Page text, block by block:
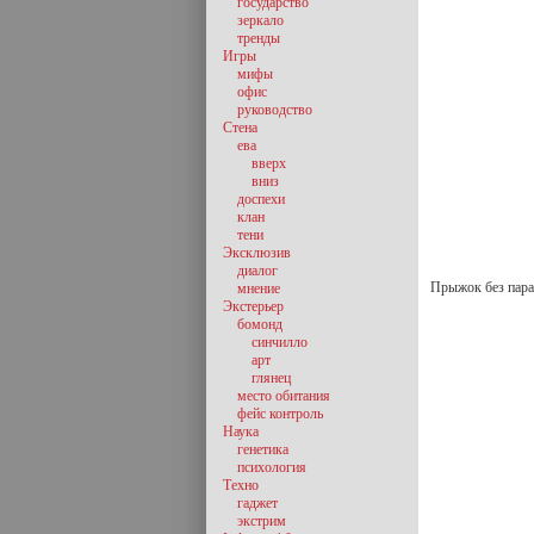
Прыжок без
зеркало
тренды
Игры
мифы
офис
руководство
Стена
ева
вверх
вниз
доспехи
клан
тени
Эксклюзив
диалог
мнение
Экстерьер
бомонд
синчилло
арт
глянец
место обитания
фейс контроль
Наука
генетика
психология
Техно
гаджет
экстрим